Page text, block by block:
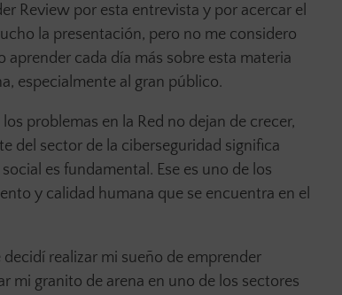
Review por esta entrevista y por acercar el
la presentación, pero no me considero
cada día más sobre esta materia
especialmente al gran público.
problemas en la Red no dejan de crecer,
del sector de la ciberseguridad significa
es fundamental. Ese es uno de los
y calidad humana que se encuentra en el
realizar mi sueño de emprender
mi granito de arena en uno de los sectores